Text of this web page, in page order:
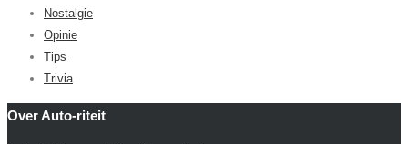
Nostalgie
Opinie
Tips
Trivia
Over Auto-riteit